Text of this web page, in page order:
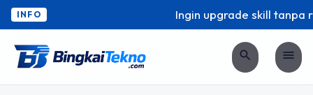
INFO Ingin upgrade skill tanpa
search menu